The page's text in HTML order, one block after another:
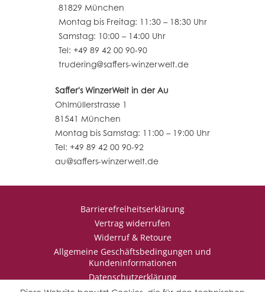
81829 München
Montag bis Freitag: 11:30 – 18:30 Uhr
Samstag: 10:00 – 14:00 Uhr
Tel: +49 89 42 00 90-90
trudering@saffers-winzerwelt.de
Saffer's WinzerWelt in der Au
Ohlmüllerstrasse 1
81541 München
Montag bis Samstag: 11:00 – 19:00 Uhr
Tel: +49 89 42 00 90-92
au@saffers-winzerwelt.de
Barrierefreiheitserklärung
Vertrag widerrufen
Widerruf & Retoure
Allgemeine Geschäftsbedingungen und
Kundeninformationen
Datenschutzerklärung